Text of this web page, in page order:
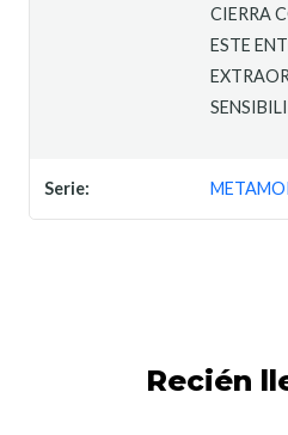
CIERRA
ESTE
Serie:
Recién